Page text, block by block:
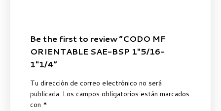
Be the first to review “CODO MF
ORIENTABLE SAE-BSP 1″5/16-
1″1/4”
Tu dirección de correo electrónico no será
publicada. Los campos obligatorios están marcados
con *